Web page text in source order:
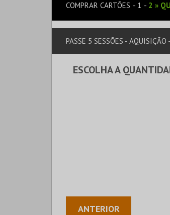
COMPRAR CARTÕES 1 2 »
PASSE 5 SESSÕES - AQUISIÇÃO
ESCOLHA A
ANTERIOR